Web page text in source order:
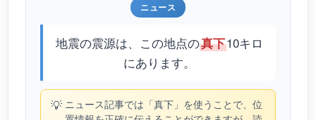
ニュース
地震の震源は、この地点の真下10キロ
にあります。
💡 ニュース記事では「真下」を使うことで、位